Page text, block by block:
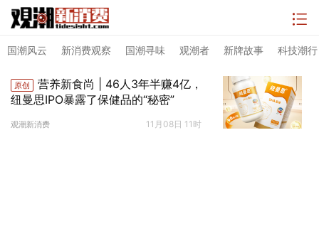
国潮风云 新消费观察 国潮寻味 观潮者 新牌故事 科技潮行
原创
营养新食尚 | 46人3年半赚4亿，
纽曼思IPO暴露了保健品的“秘密”
观潮新消费 11月08日 11时